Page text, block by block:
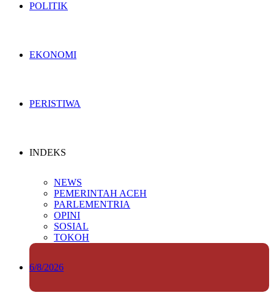
POLITIK
EKONOMI
PERISTIWA
INDEKS
NEWS
PEMERINTAH ACEH
PARLEMENTRIA
OPINI
SOSIAL
TOKOH
6/8/2026